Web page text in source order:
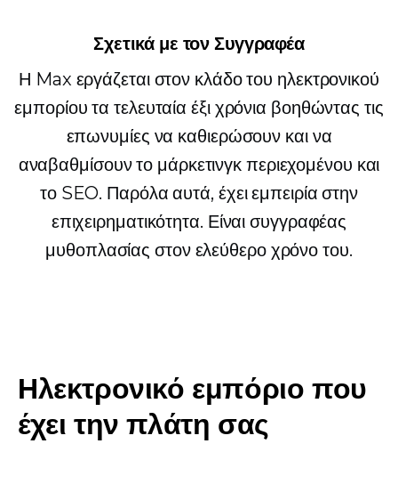
Σχετικά με τον Συγγραφέα
Η Max εργάζεται στον κλάδο του ηλεκτρονικού
εμπορίου τα τελευταία έξι χρόνια βοηθώντας τις
επωνυμίες να καθιερώσουν και να
αναβαθμίσουν το μάρκετινγκ περιεχομένου και
το SEO. Παρόλα αυτά, έχει εμπειρία στην
επιχειρηματικότητα. Είναι συγγραφέας
μυθοπλασίας στον ελεύθερο χρόνο του.
Ηλεκτρονικό εμπόριο που
έχει την πλάτη σας